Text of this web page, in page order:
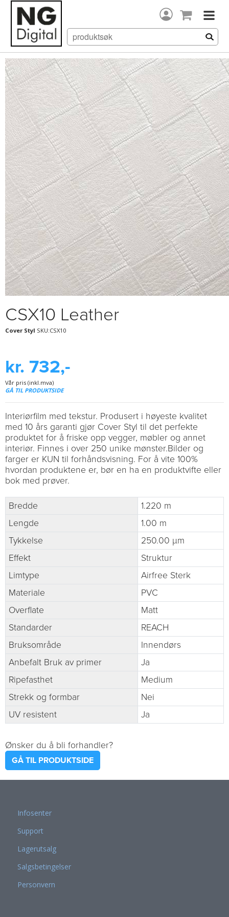
CSX10 Leather
Cover Styl SKU:CSX10
kr. 732,-
Vår pris (inkl.mva)
GÅ TIL PRODUKTSIDE
Interiørfilm med tekstur. Produsert i høyeste kvalitet
med 10 års garanti gjør Cover Styl til det perfekte
produktet for å friske opp vegger, møbler og annet
interiør. Finnes i over 250 unike mønster.Bilder og
farger er KUN til forhåndsvisning. For å vite 100%
hvordan produktene er, bør en ha en produktvifte eller
bok med prøver.
Bredde
1.220 m
Lengde
1.00 m
Tykkelse
250.00 µm
Effekt
Struktur
Limtype
Airfree Sterk
Materiale
PVC
Overflate
Matt
Standarder
REACH
Bruksområde
Innendørs
Anbefalt Bruk av primer
Ja
Ripefasthet
Medium
Strekk og formbar
Nei
UV resistent
Ja
Ønsker du å bli forhandler?
GÅ TIL PRODUKTSIDE
Infosenter
Support
Lagerutsalg
Salgsbetingelser
Personvern